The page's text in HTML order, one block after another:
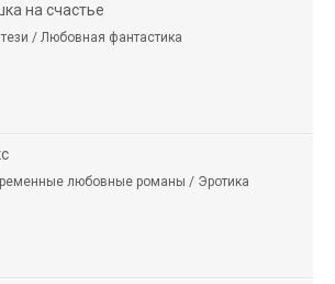
на счастье
/ Любовная фантастика
любовные романы / Эротика